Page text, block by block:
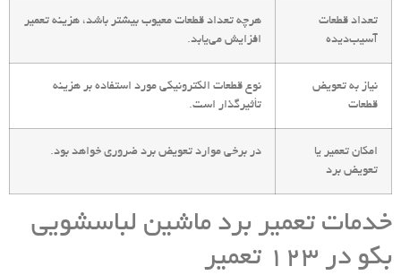
تعداد قطعات
آسیب‌دیده
هرچه تعداد قطعات معیوب بیشتر باشد، هزینه تعمیر
افزایش می‌یابد.
نیاز به تعویض
قطعات
نوع قطعات الکترونیکی مورد استفاده بر هزینه
تأثیرگذار است.
امکان تعمیر یا
تعویض برد
در برخی موارد تعویض برد ضروری خواهد بود.
خدمات تعمیر برد ماشین لباسشویی
بکو در 123 تعمیر